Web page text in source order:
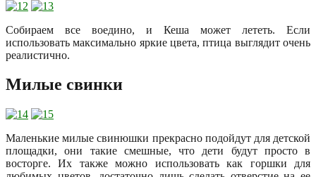
Собираем все воедино, и Кеша может лететь. Если
использовать максимально яркие цвета, птица выглядит очень
реалистично.
Милые свинки
Маленькие милые свинюшки прекрасно подойдут для детской
площадки, они такие смешные, что дети будут просто в
восторге. Их также можно использовать как горшки для